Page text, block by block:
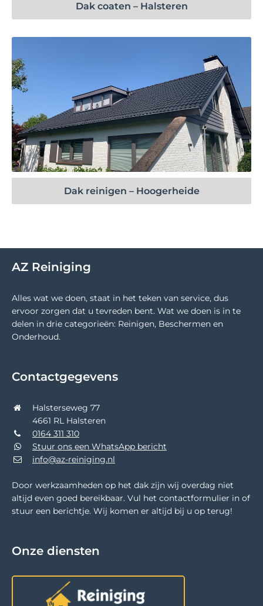
Dak coaten – Halsteren
Bekijk project
Dak reinigen – Hoogerheide
AZ Reiniging
Alles wat we doen, staat in het teken van service, dus
ervoor zorgen dat u tevreden bent. Wat we doen is in te
delen in drie categorieën: Reinigen, Beschermen en
Onderhoud.
Contactgegevens
Halsterseweg 77
4661 RL Halsteren
0164 311 310
Stuur ons een WhatsApp bericht
info@az-reiniging.nl
Door werkzaamheden op het dak zijn wij overdag niet
altijd even goed bereikbaar. Vul het contactformulier in of
stuur een berichtje. Wij komen er altijd bij u op terug!
Onze diensten